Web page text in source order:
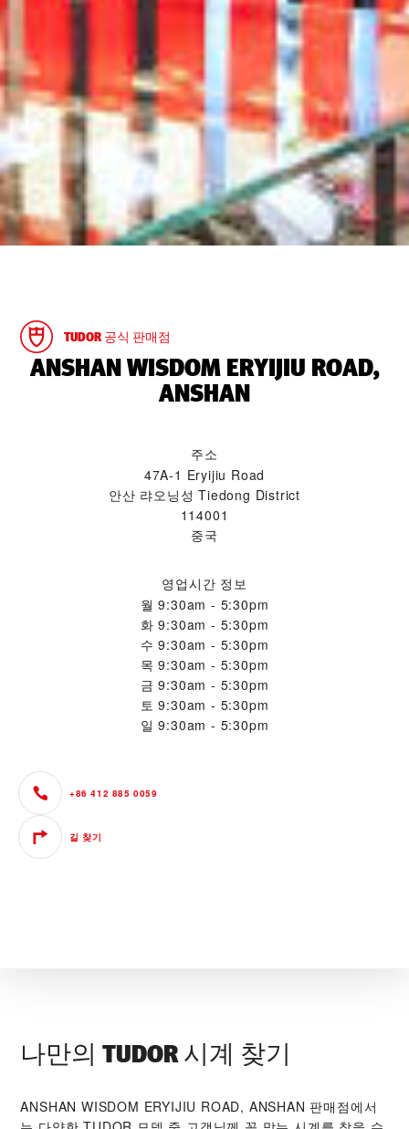
TUDOR 공식 판매점
‭ANSHAN WISDOM ERYIJIU ROAD,
ANSHAN‬
주소
47A-1 Eryijiu Road
안산 랴오닝성 Tiedong District
114001
중국
영업시간 정보
월 9:30am - 5:30pm
화 9:30am - 5:30pm
수 9:30am - 5:30pm
목 9:30am - 5:30pm
금 9:30am - 5:30pm
토 9:30am - 5:30pm
일 9:30am - 5:30pm
+86 412 885 0059
길 찾기
나만의 TUDOR 시계 찾기
‭ANSHAN WISDOM ERYIJIU ROAD, ANSHAN‬ 판매점에서